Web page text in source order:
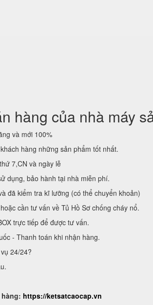
hàng của nhà máy
và mới 100%
hàng những sản phẩm tốt nhất.
7,CN và ngày lễ
dụng, bảo hành tại nhà miễn phí.
đã kiểm tra kĩ lưỡng (có thể chuyển khoản)
cần tư vấn về Tủ Hồ Sơ chống cháy nổ.
trực tiếp để được tư vấn.
- Thanh toán khi nhận hàng.
24/24?
https://ketsatcaocap.vn